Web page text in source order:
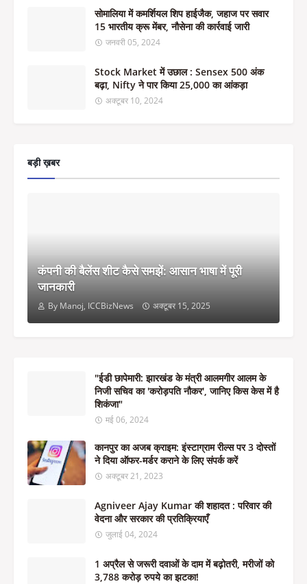
सोमालिया में कमर्शियल शिप हाईजैक, जहाज पर सवार
15 भारतीय क्रू मेंबर, नौसेना की कार्रवाई जारी
जनवरी 05, 2024
Stock Market में उछाल : Sensex 500 अंक
बढ़ा, Nifty ने पार किया 25,000 का आंकड़ा
अक्टूबर 10, 2024
बड़ी ख़बर
कंपनी की बैलेंस शीट कैसे समझें: आसान भाषा में पूरी
जानकारी
By Manoj, ICCBizNews अक्टूबर 15, 2025
"ईडी छापेमारी: झारखंड के मंत्री आलमगीर आलम के
निजी सचिव का 'करोड़पति नौकर', जानिए किस केस में है
शिकंजा"
मई 06, 2024
कानपुर का अजब क्राइम: इंस्टाग्राम रील्स पर 3 दोस्तों
ने दिया ऑफर-मर्डर कराने के लिए संपर्क करें
अक्टूबर 21, 2023
Agniveer Ajay Kumar की शहादत : परिवार की
वेदना और सरकार की प्रतिक्रियाएँ
जुलाई 04, 2024
1 अप्रैल से जरूरी दवाओं के दाम में बढ़ोतरी, मरीजों को
3,788 करोड़ रुपये का झटका!